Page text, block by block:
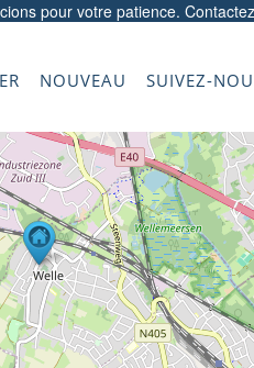
pour votre patience.
NOUVEAU SUIVEZ-